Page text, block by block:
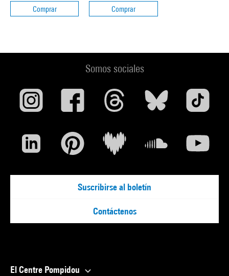
Comprar Comprar
Somos sociales
Suscribirse al boletín
Contáctenos
El Centre Pompidou